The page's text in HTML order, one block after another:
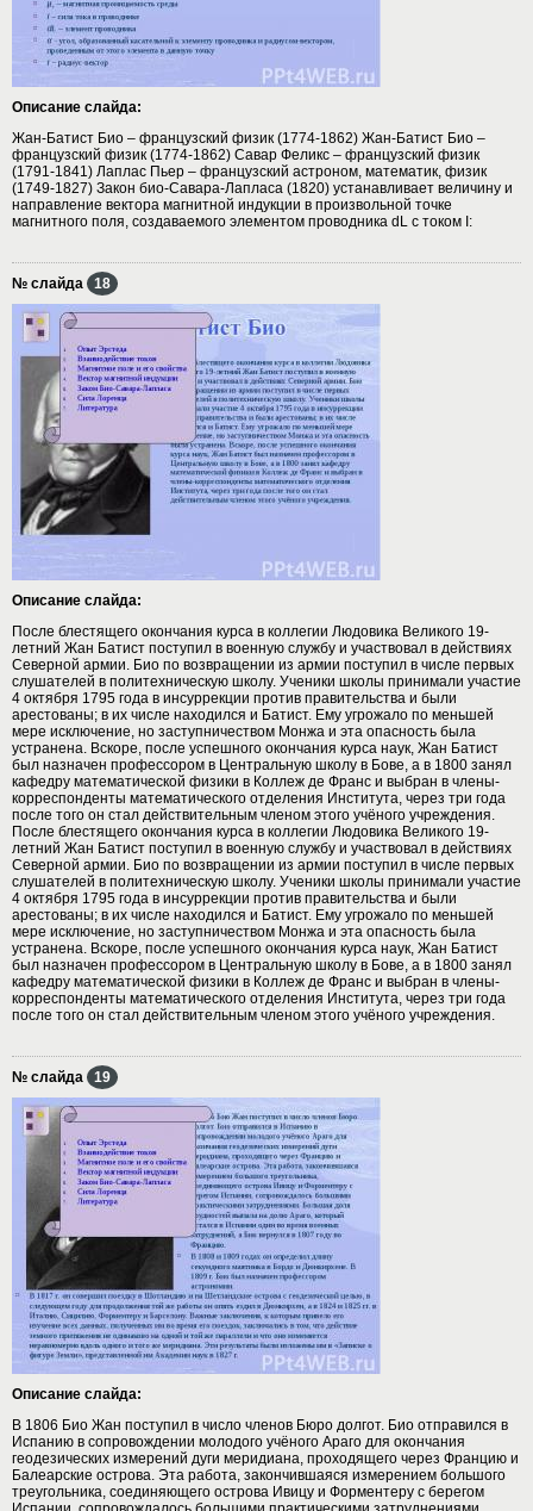
Описание слайда:
Жан-Батист Био – французский физик (1774-1862) Жан-Батист Био –
французский физик (1774-1862) Савар Феликс – французский физик
(1791-1841) Лаплас Пьер – французский астроном, математик, физик
(1749-1827) Закон био-Савара-Лапласа (1820) устанавливает величину и
направление вектора магнитной индукции в произвольной точке
магнитного поля, создаваемого элементом проводника dL с током I:
№ слайда 18
Описание слайда:
После блестящего окончания курса в коллегии Людовика Великого 19-
летний Жан Батист поступил в военную службу и участвовал в действиях
Северной армии. Био по возвращении из армии поступил в числе первых
слушателей в политехническую школу. Ученики школы принимали участие
4 октября 1795 года в инсуррекции против правительства и были
арестованы; в их числе находился и Батист. Ему угрожало по меньшей
мере исключение, но заступничеством Монжа и эта опасность была
устранена. Вскоре, после успешного окончания курса наук, Жан Батист
был назначен профессором в Центральную школу в Бове, а в 1800 занял
кафедру математической физики в Коллеж де Франс и выбран в члены-
корреспонденты математического отделения Института, через три года
после того он стал действительным членом этого учёного учреждения.
После блестящего окончания курса в коллегии Людовика Великого 19-
летний Жан Батист поступил в военную службу и участвовал в действиях
Северной армии. Био по возвращении из армии поступил в числе первых
слушателей в политехническую школу. Ученики школы принимали участие
4 октября 1795 года в инсуррекции против правительства и были
арестованы; в их числе находился и Батист. Ему угрожало по меньшей
мере исключение, но заступничеством Монжа и эта опасность была
устранена. Вскоре, после успешного окончания курса наук, Жан Батист
был назначен профессором в Центральную школу в Бове, а в 1800 занял
кафедру математической физики в Коллеж де Франс и выбран в члены-
корреспонденты математического отделения Института, через три года
после того он стал действительным членом этого учёного учреждения.
№ слайда 19
Описание слайда:
В 1806 Био Жан поступил в число членов Бюро долгот. Био отправился в
Испанию в сопровождении молодого учёного Араго для окончания
геодезических измерений дуги меридиана, проходящего через Францию и
Балеарские острова. Эта работа, закончившаяся измерением большого
треугольника, соединяющего острова Ивицу и Форментеру с берегом